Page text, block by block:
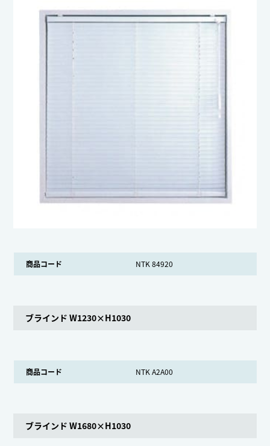
商品コード NTK 84920
ブラインド W1230×H1030
商品コード NTK A2A00
ブラインド W1680×H1030